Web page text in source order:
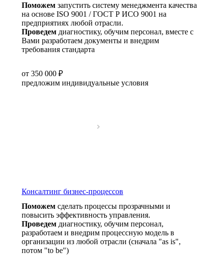
Поможем запустить систему менеджмента качества
на основе ISO 9001 / ГОСТ Р ИСО 9001 на
предприятиях любой отрасли.
Проведем диагностику, обучим персонал, вместе с
Вами разработаем документы и внедрим
требования стандарта
от 350 000 ₽
предложим индивидуальные условия
Консалтинг бизнес-процессов
Поможем сделать процессы прозрачными и
повысить эффективность управления.
Проведем диагностику, обучим персонал,
разработаем и внедрим процессную модель в
организации из любой отрасли (сначала "as is",
потом "to be")